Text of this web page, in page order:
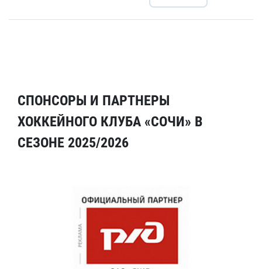
СПОНСОРЫ И ПАРТНЕРЫ
ХОККЕЙНОГО КЛУБА «СОЧИ» В
СЕЗОНЕ 2025/2026